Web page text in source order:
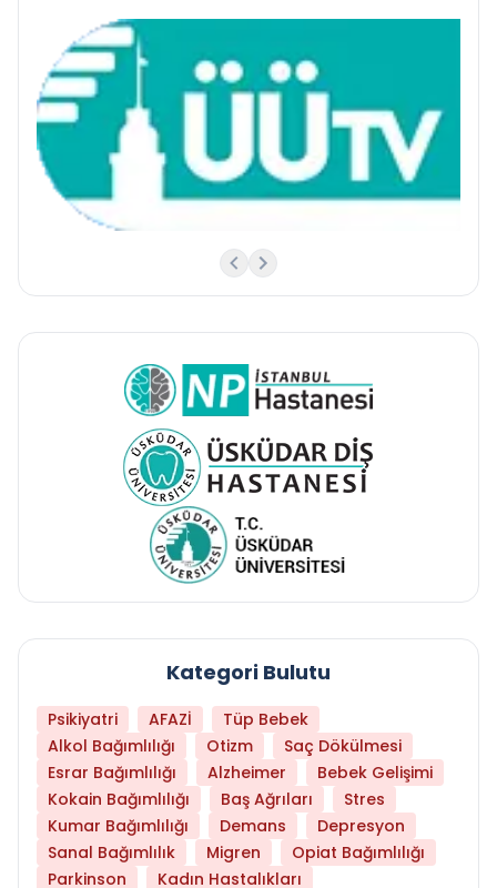
Kategori Bulutu
Psikiyatri AFAZİ
Tüp Bebek
Alkol Bağımlılığı
Otizm
Saç Dökülmesi
Esrar Bağımlılığı
Alzheimer
Bebek Gelişimi
Kokain Bağımlılığı
Baş Ağrıları
Stres
Kumar Bağımlılığı
Demans
Depresyon
Sanal Bağımlılık
Migren
Opiat Bağımlılığı
Parkinson
Kadın Hastalıkları